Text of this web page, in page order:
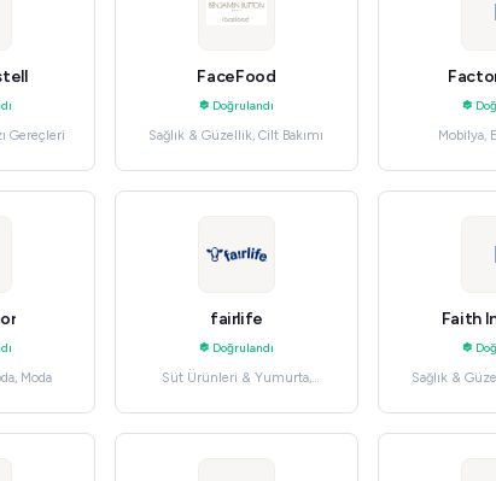
Gereçleri
FaceFood
Doğrulandı
Sağlık & Güzellik, Cilt Bakımı
Mobilya,
Moda
fairlife
Doğrulandı
Süt Ürünleri & Yumurta,
Faith
Sağlık &